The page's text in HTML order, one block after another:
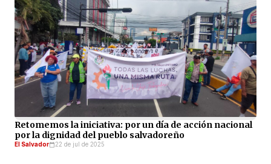
Retomemos la iniciativa: por un día de acción nacional
por la dignidad del pueblo salvadoreño
El Salvador 22 de jul de 2025